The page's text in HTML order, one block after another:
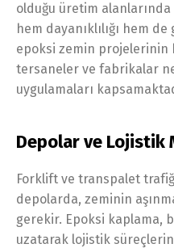
olduğu üretim
hem dayanıklılığı hem
epoksi zemin projelerinin
tersaneler ve fabrikalar
uygulamaları
Depolar ve Lojistik
Forklift ve transpalet
depolarda, zeminin
gerekir. Epoksi kaplama,
uzatarak lojistik süreçlerin